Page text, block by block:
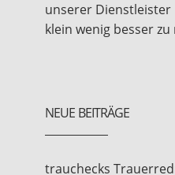
unserer Dienstleister
klein wenig besser zu
NEUE BEITRÄGE
trauchecks